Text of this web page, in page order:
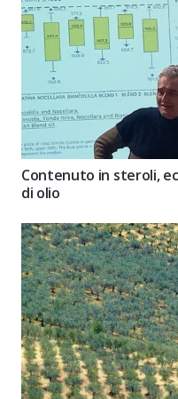
Contenuto in steroli,
di olio